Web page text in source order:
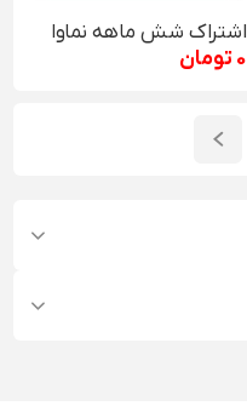
اشتراک شش ماهه نماوا
0 تومان